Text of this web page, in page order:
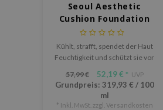
Seoul Aesthetic
Cushion Foundation
SPF 50+ Pa+++
Kühlt, strafft, spendet der Haut
Feuchtigkeit und schützt sie vor
57,99 € 52,19 € * UVP
Grundpreis: 319,93 €/ 100
ml
* Inkl. MwSt. zzgl. Versandkosten